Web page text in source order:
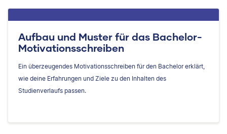
Aufbau und Muster für das Bachelor-
Motivationsschreiben
Ein überzeugendes Motivationsschreiben für den Bachelor erklärt,
wie deine Erfahrungen und Ziele zu den Inhalten des
Studienverlaufs passen.